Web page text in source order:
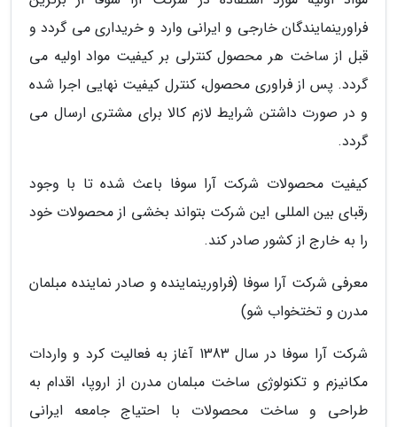
فراورینمایندگان خارجی و ایرانی وارد و خریداری می گردد و
قبل از ساخت هر محصول کنترلی بر کیفیت مواد اولیه می
گردد. پس از فراوری محصول، کنترل کیفیت نهایی اجرا شده
و در صورت داشتن شرایط لازم کالا برای مشتری ارسال می
گردد.
کیفیت محصولات شرکت آرا سوفا باعث شده تا با وجود
رقبای بین المللی این شرکت بتواند بخشی از محصولات خود
را به خارج از کشور صادر کند.
معرفی شرکت آرا سوفا (فراورینماینده و صادر نماینده مبلمان
مدرن و تختخواب شو)
شرکت آرا سوفا در سال 1383 آغاز به فعالیت کرد و واردات
مکانیزم و تکنولوژی ساخت مبلمان مدرن از اروپا، اقدام به
طراحی و ساخت محصولات با احتیاج جامعه ایرانی